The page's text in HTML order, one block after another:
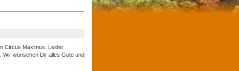
Circus Maximus. Leider
Wir wünschen Dir alles Gute und